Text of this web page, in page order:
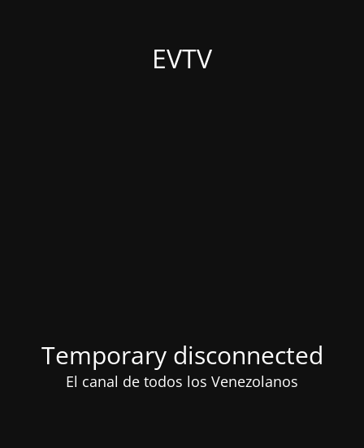
EVTV
Temporary disconnected
El canal de todos los Venezolanos